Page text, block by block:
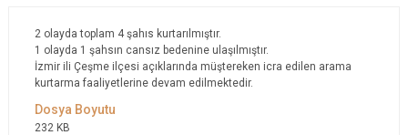
2 olayda toplam 4 şahıs kurtarılmıştır.
1 olayda 1 şahsın cansız bedenine ulaşılmıştır.
İzmir ili Çeşme ilçesi açıklarında müştereken icra edilen arama
kurtarma faaliyetlerine devam edilmektedir.
232 KB